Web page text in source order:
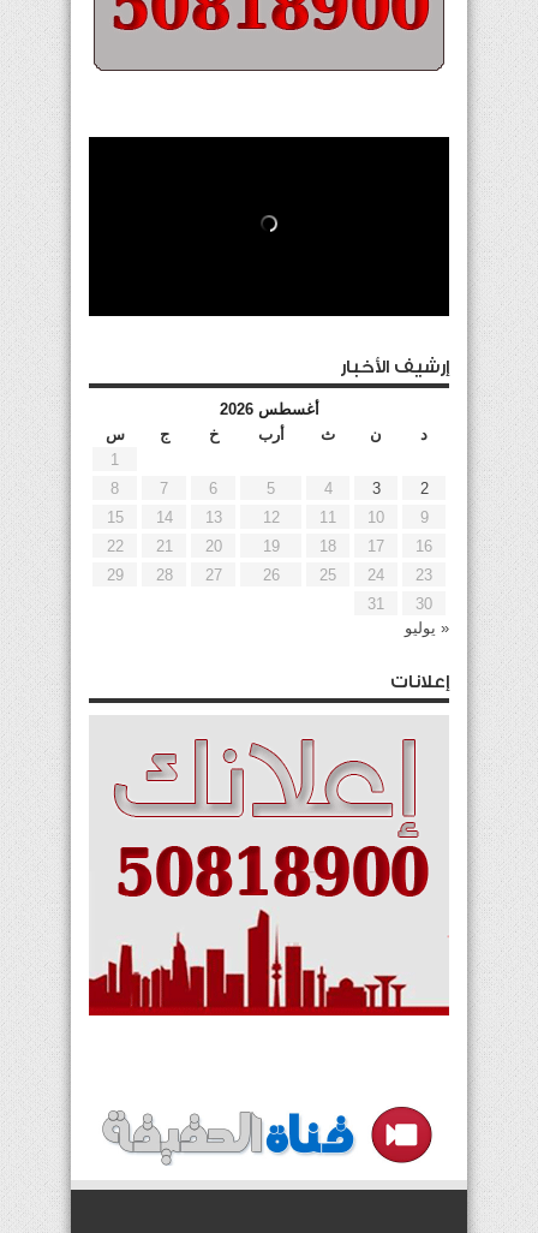
إرشيف الأخبار
أغسطس 2026
د
ن ث أرب خ ج
س
1
2
3
4
5
6
7
8
9
10
11
12
13
14
15
16
17
18
19
20
21
22
23
24
25
26
27
28
29
30
31
« يوليو
إعلانات